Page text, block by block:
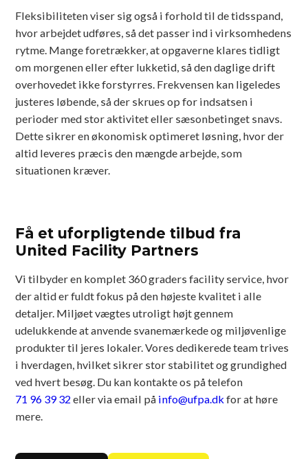
Fleksibiliteten viser sig også i forhold til de tidsspand,
hvor arbejdet udføres, så det passer ind i virksomhedens
rytme. Mange foretrækker, at opgaverne klares tidligt
om morgenen eller efter lukketid, så den daglige drift
overhovedet ikke forstyrres. Frekvensen kan ligeledes
justeres løbende, så der skrues op for indsatsen i
perioder med stor aktivitet eller sæsonbetinget snavs.
Dette sikrer en økonomisk optimeret løsning, hvor der
altid leveres præcis den mængde arbejde, som
situationen kræver.
Få et uforpligtende tilbud fra
United Facility Partners
Vi tilbyder en komplet 360 graders facility service, hvor
der altid er fuldt fokus på den højeste kvalitet i alle
detaljer. Miljøet vægtes utroligt højt gennem
udelukkende at anvende svanemærkede og miljøvenlige
produkter til jeres lokaler. Vores dedikerede team trives
i hverdagen, hvilket sikrer stor stabilitet og grundighed
ved hvert besøg. Du kan kontakte os på telefon
71 96 39 32 eller via email på info@ufpa.dkfor at høre
mere.